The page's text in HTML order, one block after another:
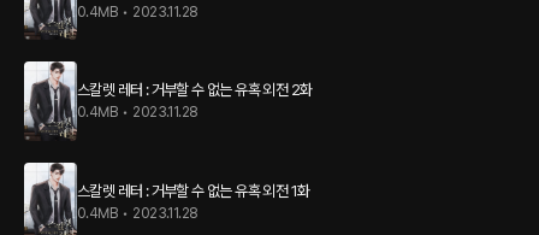
0.4MB • 2023.11.28
스칼렛 레터 : 거부할 수 없는 유혹 외전 2화
0.4MB • 2023.11.28
스칼렛 레터 : 거부할 수 없는 유혹 외전 1화
0.4MB • 2023.11.28